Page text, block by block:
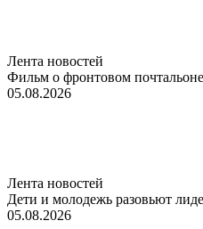
Лента новостей
Фильм о фронтовом
05.08.2026
Лента новостей
Дети и молодежь разовьют
05.08.2026